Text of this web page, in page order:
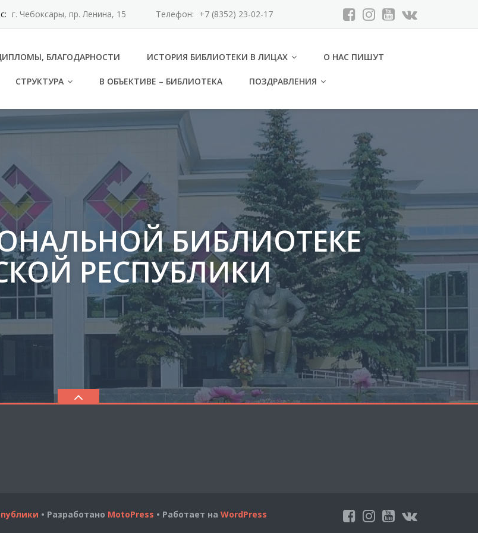
г. Чебоксары, пр. Ленина, 15 Телефон: +7 (8352) 23-02-17
БЛАГОДАРНОСТИ ИСТОРИЯ БИБЛИОТЕКИ В ЛИЦАХ О НАС ПИШУТ
СТРУКТУРА В ОБЪЕКТИВЕ – БИБЛИОТЕКА ПОЗДРАВЛЕНИЯ
БИБЛИОТЕКЕ
РЕСПУБЛИКИ
• Разработано MotoPress • Работает на WordPress